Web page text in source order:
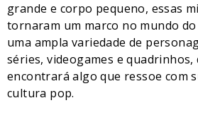
grande e corpo pequeno, essas
tornaram um marco no mundo do
uma ampla variedade de
séries, videogames e quadrinhos,
encontrará algo que ressoe com
cultura pop.